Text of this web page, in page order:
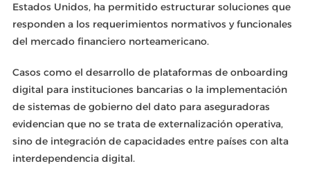
Estados Unidos, ha permitido estructurar soluciones que
responden a los requerimientos normativos y funcionales
del mercado financiero norteamericano.
Casos como el desarrollo de plataformas de onboarding
digital para instituciones bancarias o la implementación
de sistemas de gobierno del dato para aseguradoras
evidencian que no se trata de externalización operativa,
sino de integración de capacidades entre países con alta
interdependencia digital.